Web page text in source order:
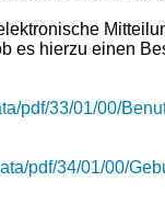
hierzu einen
pdf/33/01/00/
pdf/34/01/00/